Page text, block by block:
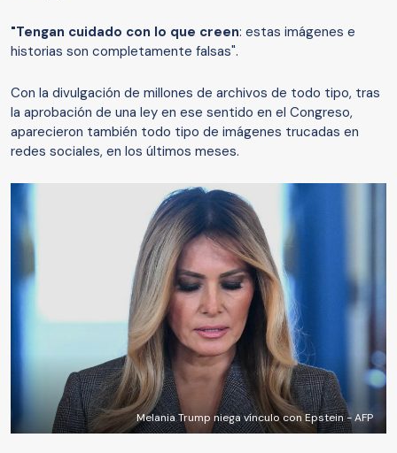
"Tengan cuidado con lo que creen: estas imágenes e
historias son completamente falsas".
Con la divulgación de millones de archivos de todo tipo, tras
la aprobación de una ley en ese sentido en el Congreso,
aparecieron también todo tipo de imágenes trucadas en
redes sociales, en los últimos meses.
Melania Trump niega vínculo con Epstein - AFP